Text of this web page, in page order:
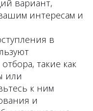
вариант,
интересам и
в
такие как
или
к ним
и